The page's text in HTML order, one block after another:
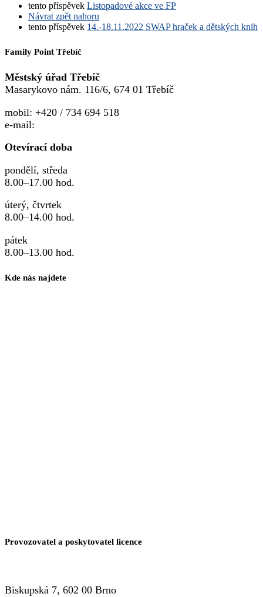
tento příspěvek Listopadové akce ve FP
Návrat zpět nahoru
tento příspěvek 14.-18.11.2022 SWAP hraček a dětských knih
Family Point Třebíč
Městský úřad Třebíč
Masarykovo nám. 116/6, 674 01 Třebíč
mobil: +420 / 734 694 518
e-mail:
Otevírací doba
pondělí, středa
8.00–17.00 hod.
úterý, čtvrtek
8.00–14.00 hod.
pátek
8.00–13.00 hod.
Kde nás najdete
Provozovatel a poskytovatel licence
Biskupská 7, 602 00 Brno